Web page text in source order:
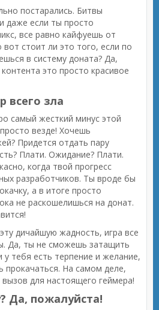
постарались. Битвы
даже если ты просто
все равно кайфуешь от
стоит ли это того, если по
в систему доната? Да,
это просто красивое
всего зла
самый жесткий минус этой
везде! Хочешь
Придется отдать пару
Плати. Ожидание? Плати.
когда твой прогресс
разработчиков. Ты вроде бы
а в итоге просто
не раскошелишься на донат.
дичайшую жадность, игра все
Да, ты не сможешь затащить
тебя есть терпение и желание,
На самом деле,
для настоящего геймера!
Да, пожалуйста!